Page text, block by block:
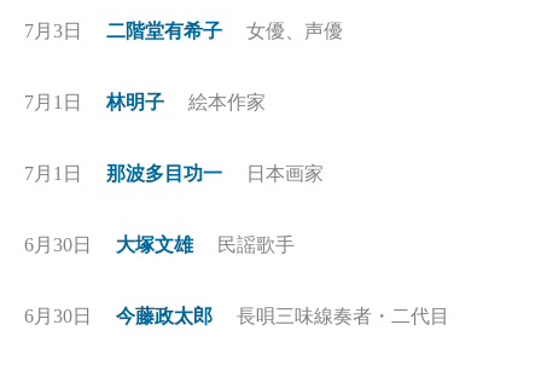
7月3日 二階堂有希子 女優、声優
7月1日 林明子 絵本作家
7月1日 那波多目功一 日本画家
6月30日 大塚文雄 民謡歌手
6月30日 今藤政太郎 長唄三味線奏者・二代目